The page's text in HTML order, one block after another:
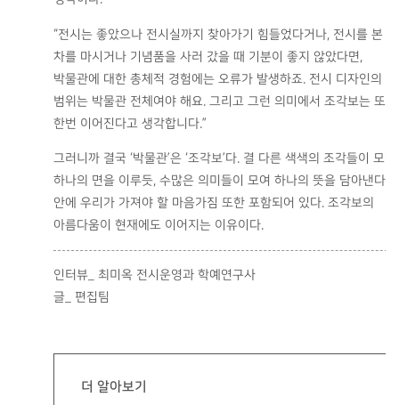
“전시는 좋았으나 전시실까지 찾아가기 힘들었다거나, 전시를 본
차를 마시거나 기념품을 사러 갔을 때 기분이 좋지 않았다면,
박물관에 대한 총체적 경험에는 오류가 발생하죠. 전시 디자인의
범위는 박물관 전체여야 해요. 그리고 그런 의미에서 조각보는 또
한번 이어진다고 생각합니다.”
그러니까 결국 ‘박물관’은 ‘조각보’다. 결 다른 색색의 조각들이 모여
하나의 면을 이루듯, 수많은 의미들이 모여 하나의 뜻을 담아낸다.
안에 우리가 가져야 할 마음가짐 또한 포함되어 있다. 조각보의
아름다움이 현재에도 이어지는 이유이다.
인터뷰_ 최미옥 전시운영과 학예연구사
글_ 편집팀
더 알아보기